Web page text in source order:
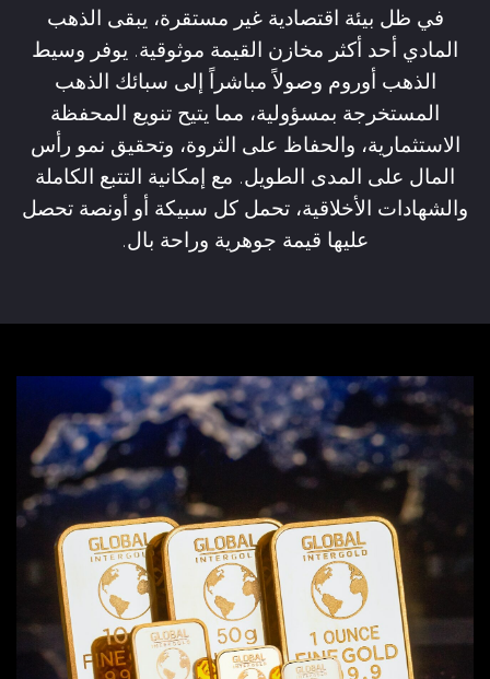
في ظل بيئة اقتصادية غير مستقرة، يبقى الذهب
المادي أحد أكثر مخازن القيمة موثوقية. يوفر وسيط
الذهب أوروم وصولاً مباشراً إلى سبائك الذهب
المستخرجة بمسؤولية، مما يتيح تنويع المحفظة
الاستثمارية، والحفاظ على الثروة، وتحقيق نمو رأس
المال على المدى الطويل. مع إمكانية التتبع الكاملة
والشهادات الأخلاقية، تحمل كل سبيكة أو أونصة تحصل
عليها قيمة جوهرية وراحة بال.